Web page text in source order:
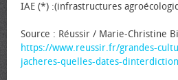
IAE (*) :(infrastructures
Source : Réussir / Marie-Christine
https://www.reussir.fr/grandes-
jacheres-quelles-dates-